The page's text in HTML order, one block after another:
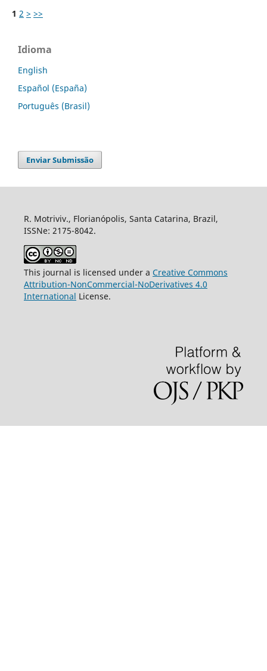
1 2 > >>
Idioma
English
Español (España)
Português (Brasil)
Enviar Submissão
R. Motriviv., Florianópolis, Santa Catarina, Brazil,
ISSNe: 2175-8042.
This journal is licensed under a Creative Commons
Attribution-NonCommercial-NoDerivatives 4.0
International License.